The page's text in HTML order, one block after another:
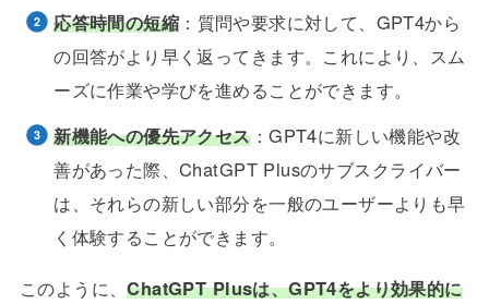
応答時間の短縮 ：質問や要求に対して、GPT4から
の回答がより早く返ってきます。これにより、スム
ーズに作業や学びを進めることができます。
新機能への優先アクセス：GPT4に新しい機能や改
善があった際、ChatGPT Plusのサブスクライバー
は、それらの新しい部分を一般のユーザーよりも早
く体験することができます。
このように、ChatGPT Plusは、GPT4をより効果的に